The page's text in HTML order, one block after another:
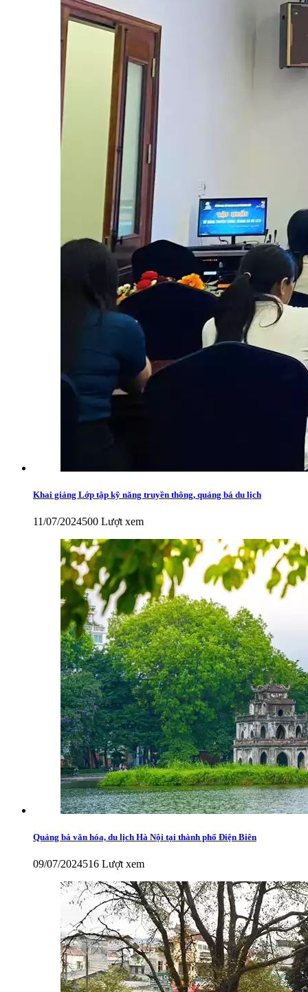
Khai giảng Lớp tập kỹ năng truyền thông, quảng bá du lịch
11/07/2024500 Lượt xem
Quảng bá văn hóa, du lịch Hà Nội tại thành phố Điện Biên
09/07/2024516 Lượt xem